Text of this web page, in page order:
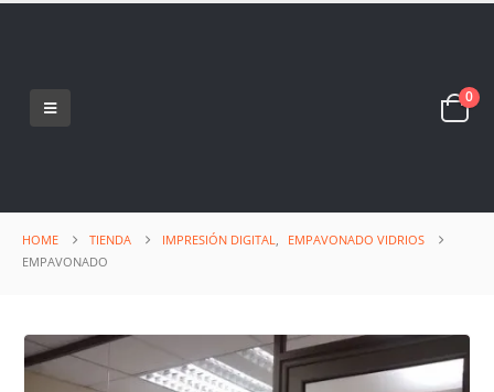
0
HOME TIENDA IMPRESIÓN DIGITAL,
EMPAVONADO VIDRIOS
EMPAVONADO